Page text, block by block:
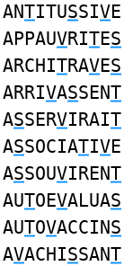
ANTITUSSIV
APPAUVRITES
ARCHITRAVES
ARRIVASSENT
ASSERVIRAIT
ASSOCIATIV
ASSOUVIRENT
AUTOEVALUAS
AUTOVACCINS
AVACHISSANT